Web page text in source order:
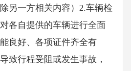
另一方相关内容）2.车辆检
各自提供的车辆进行全面
良好、各项证件齐全有
致行程受阻或发生事故，